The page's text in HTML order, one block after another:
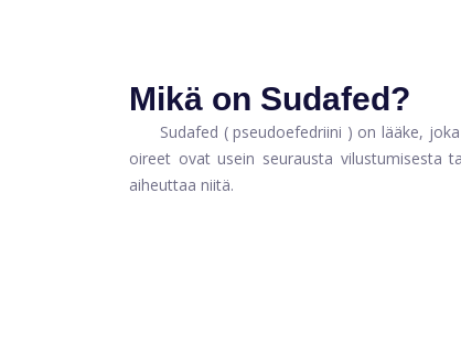
Mikä on Sudafed?
Sudafed ( pseudoefedriini ) on lääke,
oireet ovat usein seurausta vilustumisesta
aiheuttaa niitä.